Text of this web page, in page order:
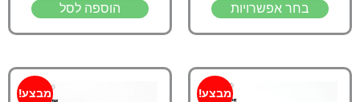
בחר אפשרויות הוספה לסל
מבצע! מבצע!